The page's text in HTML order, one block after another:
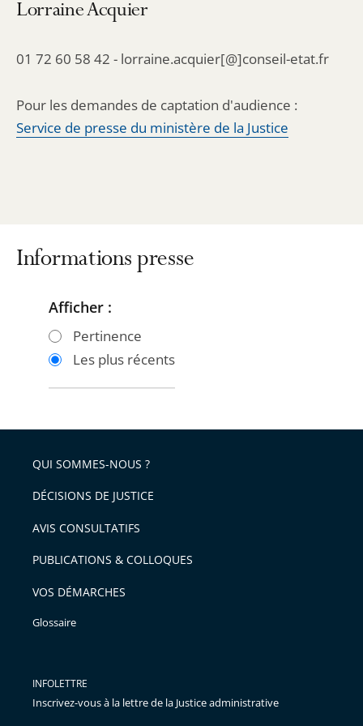
Lorraine Acquier
01 72 60 58 42 - lorraine.acquier[@]conseil-etat.fr
Pour les demandes de captation d'audience :
Service de presse du ministère de la Justice
Informations presse
Passer
filtres
Passer
filtres
Afficher :
Pertinence
Les plus récents
QUI SOMMES-NOUS ?
DÉCISIONS DE JUSTICE
AVIS CONSULTATIFS
PUBLICATIONS & COLLOQUES
VOS DÉMARCHES
Glossaire
INFOLETTRE
Inscrivez-vous à la lettre de la Justice administrative